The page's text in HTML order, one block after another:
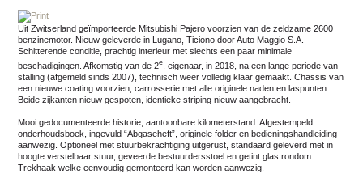
Uit Zwitserland geïmporteerde Mitsubishi Pajero voorzien van de zeldzame 2600
benzinemotor. Nieuw geleverde in Lugano, Ticiono door Auto Maggio S.A.
Schitterende conditie, prachtig interieur met slechts een paar minimale
beschadigingen. Afkomstig van de 2e . eigenaar, in 2018, na een lange periode van
stalling (afgemeld sinds 2007), technisch weer volledig klaar gemaakt. Chassis van
een nieuwe coating voorzien, carrosserie met alle originele naden en laspunten.
Beide zijkanten nieuw gespoten, identieke striping nieuw aangebracht.
Mooi gedocumenteerde historie, aantoonbare kilometerstand. Afgestempeld
onderhoudsboek, ingevuld “Abgaseheft”, originele folder en bedieningshandleiding
aanwezig. Optioneel met stuurbekrachtiging uitgerust, standaard geleverd met in
hoogte verstelbaar stuur, geveerde bestuurdersstoel en getint glas rondom.
Trekhaak welke eenvoudig gemonteerd kan worden aanwezig.